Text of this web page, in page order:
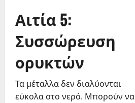
Αιτία 5:
Συσσώρευση
ορυκτών
Τα μέταλλα δεν διαλύονται
εύκολα στο νερό. Μπορούν να